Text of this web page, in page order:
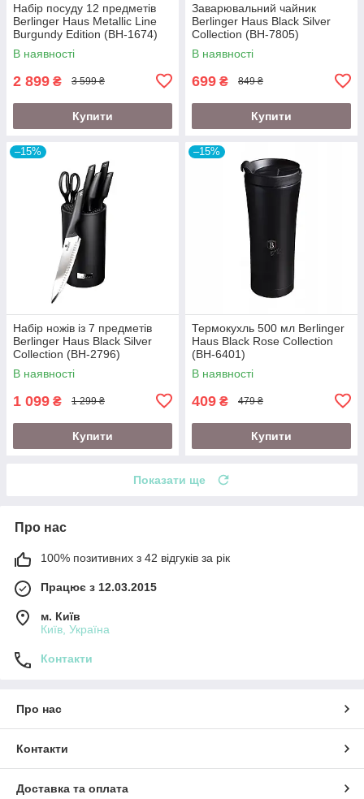
Набір посуду 12 предметів
Berlinger Haus Metallic Line
Burgundy Edition (BH-1674)
В наявності
2 899 ₴ 3 599 ₴
Купити
Заварювальний чайник
Berlinger Haus Black Silver
Collection (BH-7805)
В наявності
699 ₴ 849 ₴
Купити
–15%
Набір ножів із 7 предметів
Berlinger Haus Black Silver
Collection (BH-2796)
В наявності
1 099 ₴ 1 299 ₴
Купити
–15%
Термокухль 500 мл Berlinger
Haus Black Rose Collection
(BH-6401)
В наявності
409 ₴ 479 ₴
Купити
Показати ще
Про нас
100% позитивних з 42 відгуків за рік
Працює з 12.03.2015
м. Київ
Київ, Україна
Контакти
Про нас
Контакти
Доставка та оплата